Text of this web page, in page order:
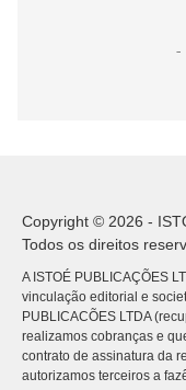
Copyright © 2026 -
Todos os direitos
A ISTOÉ PUBLICAÇÕES
vinculação editorial e
PUBLICACÕES LTDA
realizamos cobranças e
contrato de assinatura da
autorizamos terceiros a